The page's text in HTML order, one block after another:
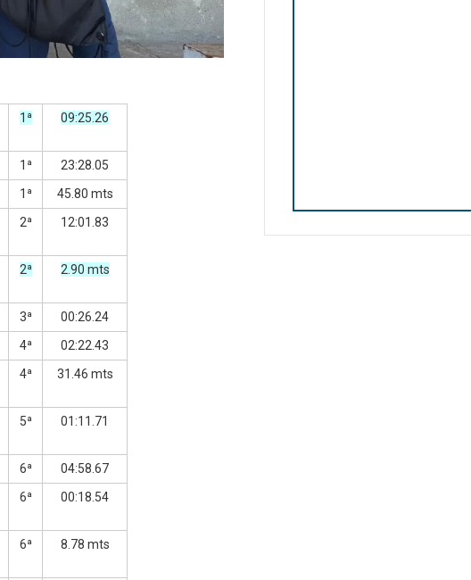
1ª 09:25.26
1ª
23:28.05
1ª
45.80 mts
2ª 12:01.83
2ª 2.90 mts
3ª
00:26.24
4ª
02:22.43
4ª 31.46 mts
5ª 01:11.71
6ª
04:58.67
6ª 00:18.54
6ª 8.78 mts